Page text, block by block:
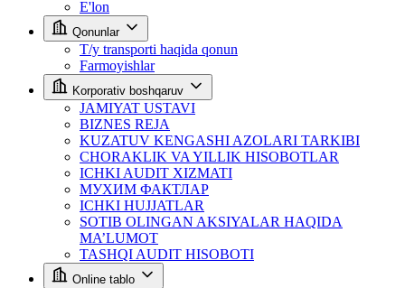
E'lon
Qonunlar
T/y transporti haqida qonun
Farmoyishlar
Korporativ boshqaruv
JAMIYAT USTAVI
BIZNES REJA
KUZATUV KENGASHI AZOLARI TARKIBI
CHORAKLIK VA YILLIK HISOBOTLAR
ICHKI AUDIT XIZMATI
МУХИМ ФАКТЛАР
ICHKI HUJJATLAR
SOTIB OLINGAN AKSIYALAR HAQIDA
MA’LUMOT
TASHQI AUDIT HISOBOTI
Online tablo